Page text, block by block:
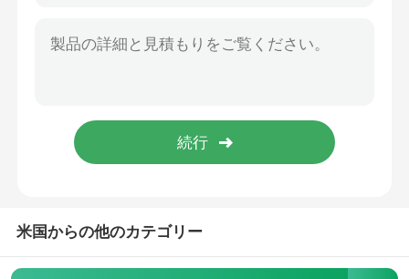
米国からの他のカテゴリー